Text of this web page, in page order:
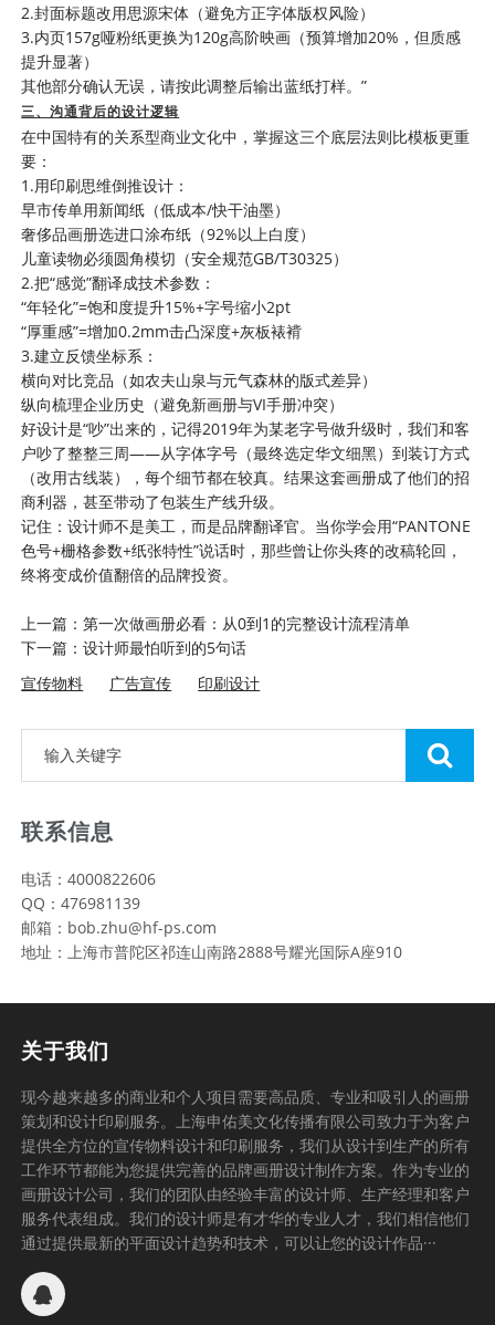
2.封面标题改用思源宋体（避免方正字体版权风险）
3.内页157g哑粉纸更换为120g高阶映画（预算增加20%，但质感
提升显著）
其他部分确认无误，请按此调整后输出蓝纸打样。”
三、沟通背后的设计逻辑
在中国特有的关系型商业文化中，掌握这三个底层法则比模板更重
要：
1.用印刷思维倒推设计：
早市传单用新闻纸（低成本/快干油墨）
奢侈品画册选进口涂布纸（92%以上白度）
儿童读物必须圆角模切（安全规范GB/T30325）
2.把“感觉”翻译成技术参数：
“年轻化”=饱和度提升15%+字号缩小2pt
“厚重感”=增加0.2mm击凸深度+灰板裱褙
3.建立反馈坐标系：
横向对比竞品（如农夫山泉与元气森林的版式差异）
纵向梳理企业历史（避免新画册与VI手册冲突）
好设计是“吵”出来的，记得2019年为某老字号做升级时，我们和客
户吵了整整三周——从字体字号（最终选定华文细黑）到装订方式
（改用古线装），每个细节都在较真。结果这套画册成了他们的招
商利器，甚至带动了包装生产线升级。
记住：设计师不是美工，而是品牌翻译官。当你学会用“PANTONE
色号+栅格参数+纸张特性”说话时，那些曾让你头疼的改稿轮回，
终将变成价值翻倍的品牌投资。
上一篇：第一次做画册必看：从0到1的完整设计流程清单
下一篇：设计师最怕听到的5句话
宣传物料
广告宣传 印刷设计
联系信息
电话：4000822606
QQ：476981139
邮箱：bob.zhu@hf-ps.com
地址：上海市普陀区祁连山南路2888号耀光国际A座910
关于我们
现今越来越多的商业和个人项目需要高品质、专业和吸引人的画册
策划和设计印刷服务。上海申佑美文化传播有限公司致力于为客户
提供全方位的宣传物料设计和印刷服务，我们从设计到生产的所有
工作环节都能为您提供完善的品牌画册设计制作方案。作为专业的
画册设计公司，我们的团队由经验丰富的设计师、生产经理和客户
服务代表组成。我们的设计师是有才华的专业人才，我们相信他们
通过提供最新的平面设计趋势和技术，可以让您的设计作品···